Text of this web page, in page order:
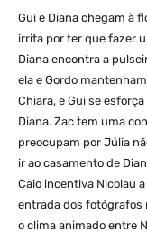
Gui e Diana chegam à
irrita por ter que fazer
Diana encontra a
ela e Gordo
Chiara, e Gui se
Diana. Zac tem uma
preocupam por Júlia
ir ao casamento de
Caio incentiva Nicolau
entrada dos fotógrafos
o clima animado entre